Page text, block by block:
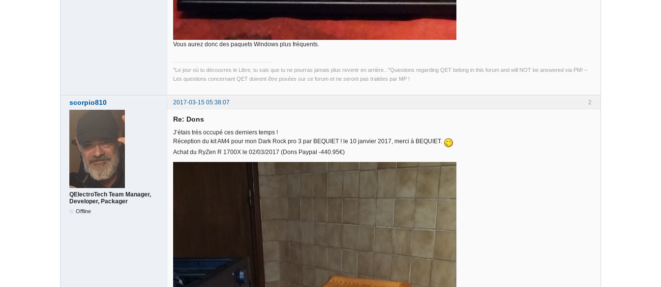
Vous aurez donc des paquets Windows plus fréquents.
"Le jour où tu découvres le Libre, tu sais que tu ne pourras jamais plus revenir en arrière..."Questions regarding QET belong in this forum and will NOT be answered via PM! –
Les questions concernant QET doivent être posées sur ce forum et ne seront pas traitées par MP !
2
scorpio810 2017-03-15 05:38:07
QElectroTech Team Manager,
Developer, Packager
Offline
Re: Dons
J’étais très occupé ces derniers temps !
Réception du kit AM4 pour mon Dark Rock pro 3 par BEQUIET ! le 10 janvier 2017, merci à BEQUIET.
Achat du RyZen R 1700X le 02/03/2017 (Dons Paypal -440.95€)